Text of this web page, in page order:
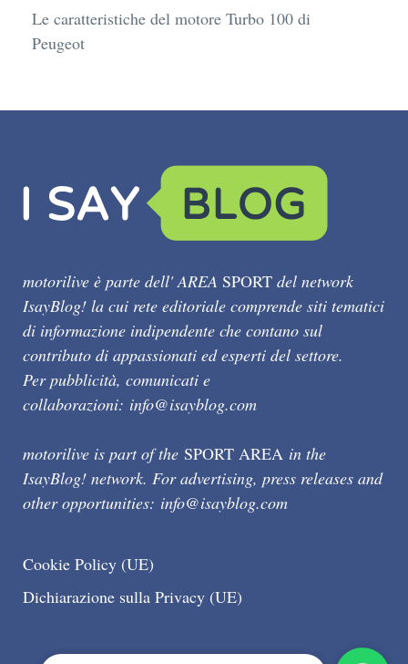
Le caratteristiche del motore Turbo 100 di
Peugeot
motorilive è parte dell' AREA SPORT del network
IsayBlog! la cui rete editoriale comprende siti tematici
di informazione indipendente che contano sul
contributo di appassionati ed esperti del settore.
Per pubblicità, comunicati e
collaborazioni: info@isayblog.com
motorilive is part of the SPORT AREA in the
IsayBlog! network. For advertising, press releases and
other opportunities: info@isayblog.com
Cookie Policy (UE)
Dichiarazione sulla Privacy (UE)